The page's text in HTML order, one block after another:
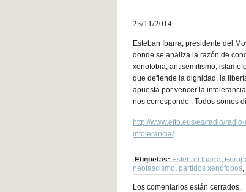
23/11/2014
Esteban Ibarra, presidente del
donde se analiza la razón de
xenofobia, antisemitismo,
que defiende la dignidad, la
apuesta por vencer la
nos corresponde . Todos somos
http://www.eitb.eus/es/radio/
intolerancia/
Etiquetas: Esteban Ibarra,
neofascismo,partidos xenófobos,
Los comentarios están cerrados.